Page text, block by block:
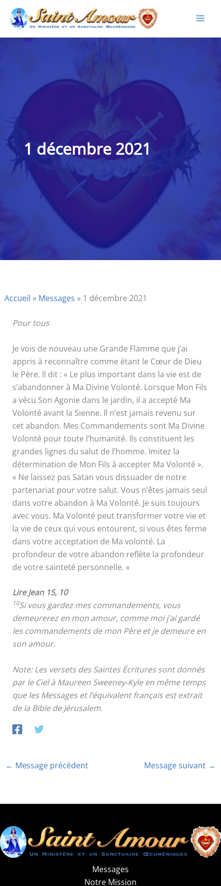
Aller
contenu
1 décembre 2021
Accueil » Messages » 1 décembre 2021
Pour tous
Je vois de nouveau une Grande Flamme que j’ai
appris à reconnaître comme étant le Cœur de Dieu
le Père. Il dit : « Le plus important dans la vie est de
s’abandonner à Ma Divine Volonté. Lorsque Mon Fils
a vécu Son Agonie dans le jardin, il a accepté Ma
Volonté avant la Sienne. Il n’est jamais revenu sur
cet abandon. Mes Commandements sont Ma Divine
Volonté pour toute l’humanité. Ils constituent les
grandes lignes du salut de l’homme. Imitez la
détermination de Mon Fils à accepter Ma Volonté ».
« Ne laissez pas Satan vous dissuader de notre
partenariat pour votre salut. Vous n’êtes jamais seul
dans votre abandon à Ma Volonté. Je suis toujours
avec vous. Ma Volonté peut transformer votre vie et
la vie de ceux qui vous entourent, si vous êtes ferme
dans votre acceptation de Ma volonté. La
profondeur de votre abandon reflète la profondeur
de votre sainteté personnelle. »
Lire Jean 15, 10
10Si vous gardez mes commandements, vous
demeurerez en mon amour, comme moi j’ai gardé
les commandements de mon Père et je demeure en
son amour.
Note: Les versets des Saintes Écritures sont donnés
par le Ciel à Maureen Sweeney-Kyle en même temps
que les Messages et l’équivalent français est extrait
de la Bible de Jérusalem.
← Message précédent Message suivant →
Messages
Notre Mission